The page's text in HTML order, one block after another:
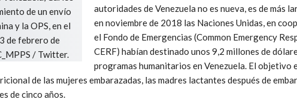
autoridades de Venezuela no es nueva, es de más
en noviembre de 2018 las Naciones Unidas, en
el Fondo de Emergencias (Common Emergency
CERF) habían destinado unos 9,2 millones de
programas humanitarios en Venezuela. El objetivo
de las mujeres embarazadas, las madres lactantes después de
de cinco años.